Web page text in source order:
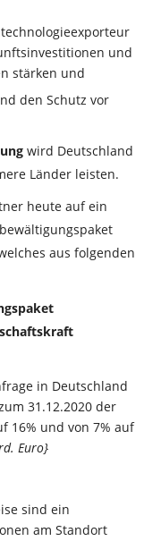
und
stärken und
den Schutz vor
wird Deutschland
Länder leisten.
heute auf ein
aus folgenden
in Deutschland
31.12.2020 der
16% und von 7% auf
Euro}
sind ein
am Standort